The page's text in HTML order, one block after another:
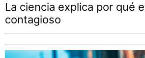
La ciencia explica por qué
contagioso